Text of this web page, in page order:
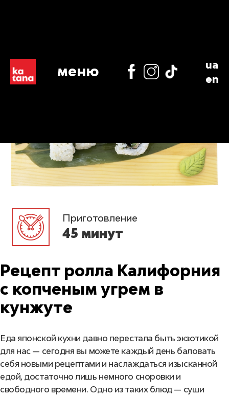
меню
ua
en
Приготовление
45 минут
Рецепт ролла Калифорния
с копченым угрем в
кунжуте
Еда японской кухни давно перестала быть экзотикой
для нас — сегодня вы можете каждый день баловать
себя новыми рецептами и наслаждаться изысканной
едой, достаточно лишь немного сноровки и
свободного времени. Одно из таких блюд — суши